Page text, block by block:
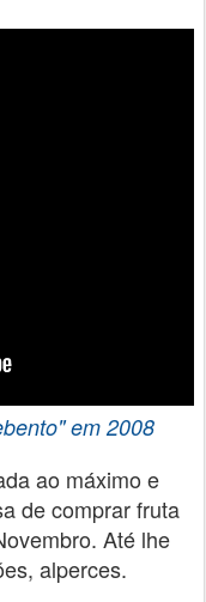
em 2008
ao máximo e
de comprar fruta
Até lhe
alperces.